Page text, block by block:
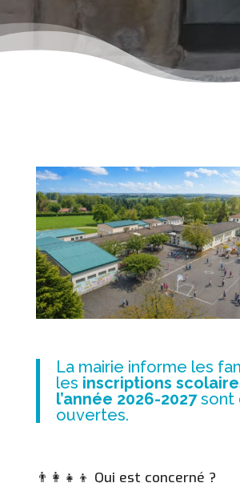
La mairie informe les
les inscriptions
l’année 2026-2027sont
ouvertes.
👨‍👩‍👧‍👦 Qui est concerné ?